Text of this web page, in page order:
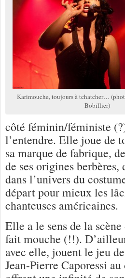
Karimouche, toujours à tchatcher…
Bobillier)
côté féminin/féministe
l’entendre. Elle joue de
sa marque de fabrique,
de ses origines berbères,
dans l’univers du
départ pour mieux les
chanteuses américaines.
Elle a le sens de la
fait mouche (!!).
avec elle, jouent le jeu
Jean-Pierre Caporessi